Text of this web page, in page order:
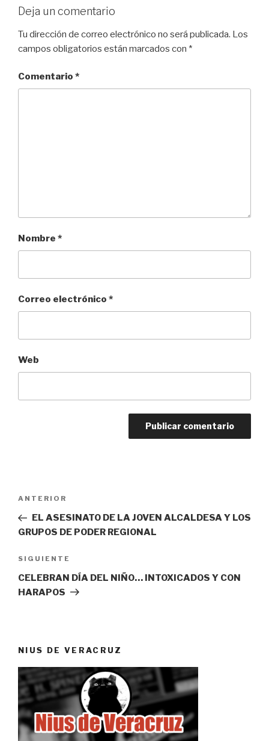
o
k
p
Deja un comentario
Tu dirección de correo electrónico no será publicada. Los
campos obligatorios están marcados con *
Comentario *
Nombre *
Correo electrónico *
Web
entradas
Entrada
anterior:
ANTERIOR
EL ASESINATO DE LA JOVEN ALCALDESA Y LOS
GRUPOS DE PODER REGIONAL
Siguiente
entrada
SIGUIENTE
CELEBRAN DÍA DEL NIÑO… INTOXICADOS Y CON
HARAPOS
NIUS DE VERACRUZ